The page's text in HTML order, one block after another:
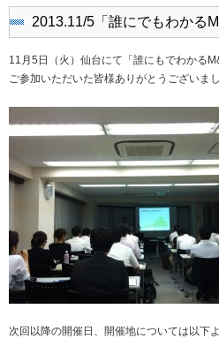
2013.11/5「誰にでもわかる
11月5日（火）仙台にて「誰にもでわかる
ご参加いただいた皆様ありがとうございまし
次回以降の開催日、開催地については以下